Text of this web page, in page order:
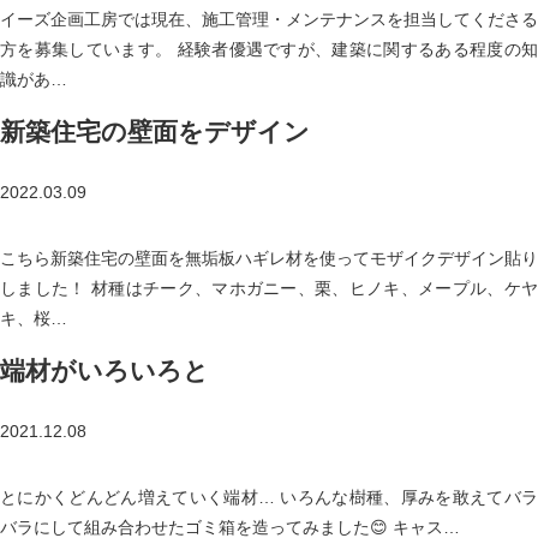
イーズ企画工房では現在、施工管理・メンテナンスを担当してくださる
方を募集しています。 経験者優遇ですが、建築に関するある程度の知
識があ…
新築住宅の壁面をデザイン
2022.03.09
こちら新築住宅の壁面を無垢板ハギレ材を使ってモザイクデザイン貼り
しました！ 材種はチーク、マホガニー、栗、ヒノキ、メープル、ケヤ
キ、桜…
端材がいろいろと
2021.12.08
とにかくどんどん増えていく端材… いろんな樹種、厚みを敢えてバラ
バラにして組み合わせたゴミ箱を造ってみました😊 キャス…